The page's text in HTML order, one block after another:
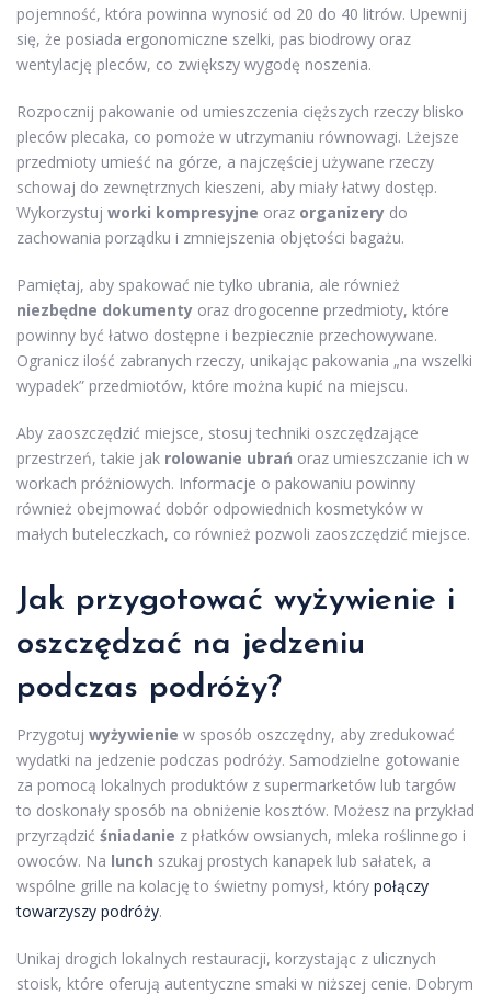
pojemność, która powinna wynosić od 20 do 40 litrów. Upewnij
się, że posiada ergonomiczne szelki, pas biodrowy oraz
wentylację pleców, co zwiększy wygodę noszenia.
Rozpocznij pakowanie od umieszczenia cięższych rzeczy blisko
pleców plecaka, co pomoże w utrzymaniu równowagi. Lżejsze
przedmioty umieść na górze, a najczęściej używane rzeczy
schowaj do zewnętrznych kieszeni, aby miały łatwy dostęp.
Wykorzystuj worki kompresyjne oraz organizery do
zachowania porządku i zmniejszenia objętości bagażu.
Pamiętaj, aby spakować nie tylko ubrania, ale również
niezbędne dokumenty oraz drogocenne przedmioty, które
powinny być łatwo dostępne i bezpiecznie przechowywane.
Ogranicz ilość zabranych rzeczy, unikając pakowania „na wszelki
wypadek” przedmiotów, które można kupić na miejscu.
Aby zaoszczędzić miejsce, stosuj techniki oszczędzające
przestrzeń, takie jak rolowanie ubrań oraz umieszczanie ich w
workach próżniowych. Informacje o pakowaniu powinny
również obejmować dobór odpowiednich kosmetyków w
małych buteleczkach, co również pozwoli zaoszczędzić miejsce.
Jak przygotować wyżywienie i
oszczędzać na jedzeniu
podczas podróży?
Przygotuj wyżywienie w sposób oszczędny, aby zredukować
wydatki na jedzenie podczas podróży. Samodzielne gotowanie
za pomocą lokalnych produktów z supermarketów lub targów
to doskonały sposób na obniżenie kosztów. Możesz na przykład
przyrządzić śniadanie z płatków owsianych, mleka roślinnego i
owoców. Na lunch szukaj prostych kanapek lub sałatek, a
wspólne grille na kolację to świetny pomysł, który połączy
towarzyszy podróży.
Unikaj drogich lokalnych restauracji, korzystając z ulicznych
stoisk, które oferują autentyczne smaki w niższej cenie. Dobrym